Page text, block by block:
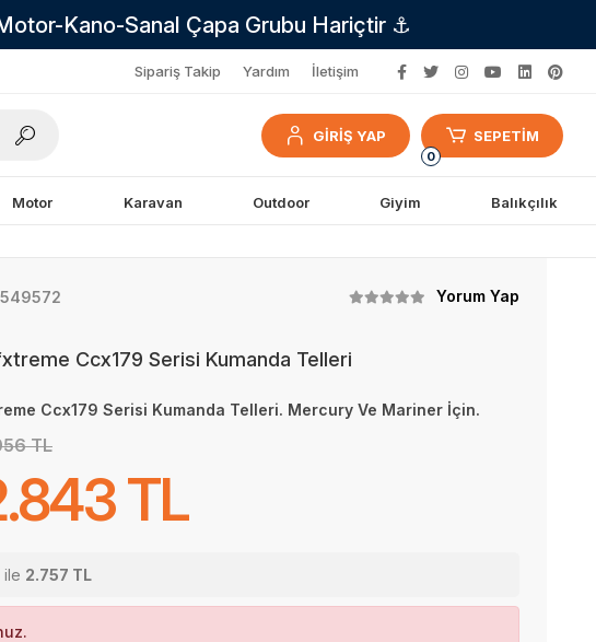
Kano-Sanal Çapa Grubu Hariçtir ⚓
Sipariş Takip Yardım İletişim
GİRİŞ YAP
0
SEPETİM
Motor Karavan Outdoor Giyim Balıkçılık
Yorum Yap
Ccx179 Serisi Kumanda Telleri
Ccx179 Serisi Kumanda Telleri. Mercury Ve Mariner İçin.
TL
TL
ile 2.757 TL